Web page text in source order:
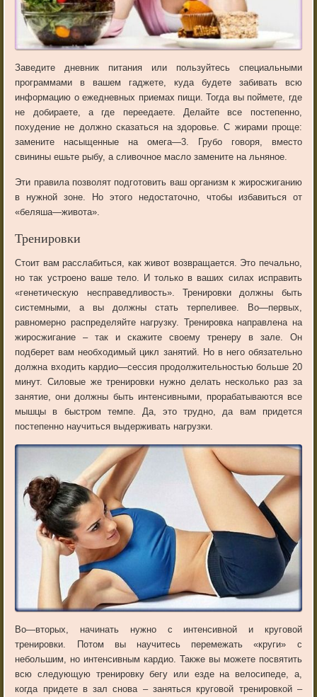
Заведите дневник питания или пользуйтесь
специальными
программами
в вашем гаджете куда будете забивать
всю
информацию о ежедневных приемах пищи .Тогда вы поймете
где
не добираете, а где переедаете. Делайте все постепенно,
похудение не должно сказаться на здоровье .С жирами проще:
замените
насыщенные на омега—3 Грубо говоря, вместо
свинины ешьте рыбу,а сливочное масло замените на льняное
Эти правила позволят подготовить ваш организм к жиросжиганию
в
нужной зоне Но этого недостаточно, чтобы избавиться
от
«беляша—живота».
Тренировки
Стоит вам расслабиться, как живот возвращается. Это печально,
но так устроено ваше тело. И только в ваших силах исправить
«генетическую несправедливость».Тренировки должны
быть
системными,а вы должны стать терпеливее. Во—первых,
равномерно распределяйте нагрузку. Тренировка направлена на
жиросжигание –так и скажите своему тренеру в зале. Он
подберет вам необходимый цикл занятий. Но в него обязательно
должна входить кардио—сессия продолжительностью больше 20
минут. Силовые же тренировки нужно делать несколько раз за
занятие,они должны быть интенсивными, прорабатываются все
мышцы
в быстром темпе. Да,это трудно,да вам
придется
постепенно научиться выдерживать нагрузки.
Во—вторых, начинать нужно с интенсивной и
круговой
тренировки. Потом вы научитесь перемежать «круги» с
небольшим, но интенсивным кардио. Также вы можете посвятить
всю следующую тренировку бегу или езде на велосипеде, а,
когда придете в зал снова– заняться круговой тренировкой–